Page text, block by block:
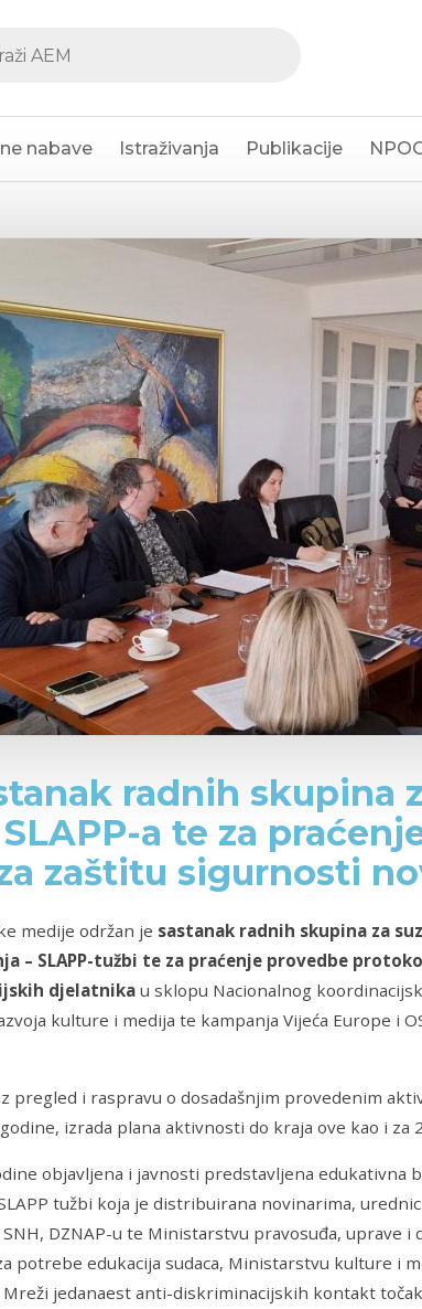
nabave Istraživanja Publikacije
radnih skupina
a te za
zaštitu sigurnosti
medije održan je sastanak radnih skupina za
– SLAPP-tužbi te za praćenje provedbe
djelatnika u sklopu Nacionalnog
kulture i medija te kampanja Vijeća Europe i
pregled i raspravu o dosadašnjim provedenim
izrada plana aktivnosti do kraja ove kao i za
objavljena i javnosti predstavljena edukativna
tužbi koja je distribuirana novinarima,
DZNAP-u te Ministarstvu pravosuđa, uprave i
potrebe edukacija sudaca, Ministarstvu kulture i
jedanaest anti-diskriminacijskih kontakt